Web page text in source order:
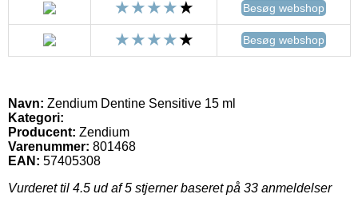
Besøg webshop
Besøg webshop
Navn: Zendium Dentine Sensitive 15 ml
Kategori:
Producent: Zendium
Varenummer: 801468
EAN: 57405308
Vurderet til 4.5 ud af 5 stjerner baseret på 33 anmeldelser